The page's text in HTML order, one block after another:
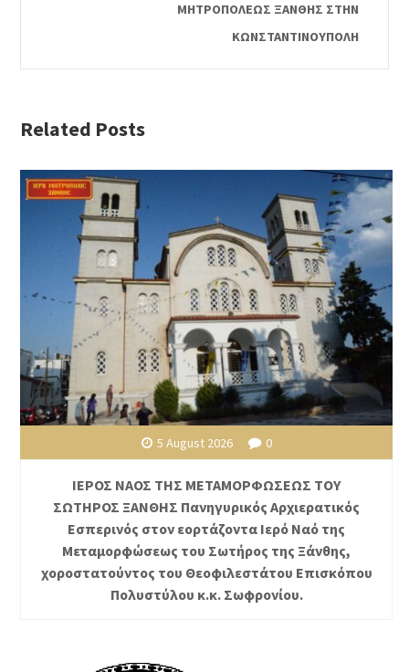
ΜΗΤΡΟΠΟΛΕΩΣ ΞΑΝΘΗΣ ΣΤΗΝ
ΚΩΝΣΤΑΝΤΙΝΟΥΠΟΛΗ
Related Posts
5 August 2026 0
ΙΕΡΟΣ ΝΑΟΣ ΤΗΣ ΜΕΤΑΜΟΡΦΩΣΕΩΣ ΤΟΥ
ΣΩΤΗΡΟΣ ΞΑΝΘΗΣ Πανηγυρικός Αρχιερατικός
Εσπερινός στον εορτάζοντα Ιερό Ναό της
Μεταμορφώσεως του Σωτήρος της Ξάνθης,
χοροστατούντος του Θεοφιλεστάτου Επισκόπου
Πολυστύλου κ.κ. Σωφρονίου.